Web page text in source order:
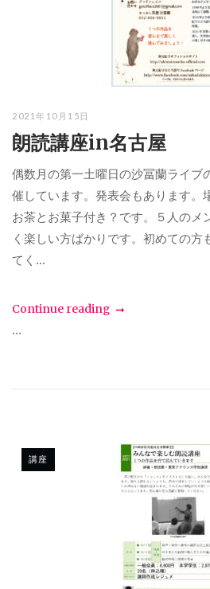
2021年10月15日
朗読講座in名古屋
偶数月の第一土曜日の沙冨蘭ライブ
催しています。発表会もあります。
お茶とお菓子付き？です。５人のメ
く楽しい方ばかりです。初めての方
てく...
Continue reading
...
講座